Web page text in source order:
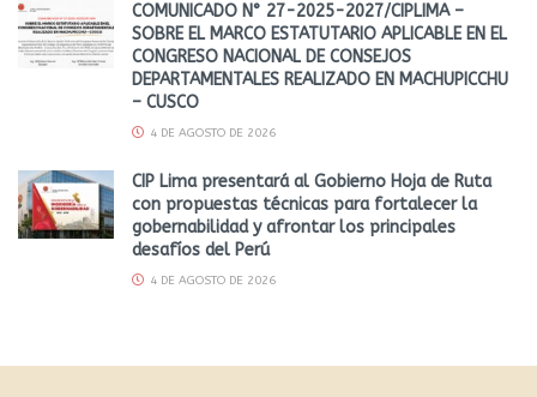
COMUNICADO N° 27-2025-2027/CIPLIMA –
SOBRE EL MARCO ESTATUTARIO APLICABLE EN EL
CONGRESO NACIONAL DE CONSEJOS
DEPARTAMENTALES REALIZADO EN MACHUPICCHU
– CUSCO
4 DE AGOSTO DE 2026
CIP Lima presentará al Gobierno Hoja de Ruta
con propuestas técnicas para fortalecer la
gobernabilidad y afrontar los principales
desafíos del Perú
4 DE AGOSTO DE 2026